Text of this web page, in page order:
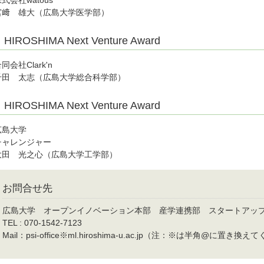
﨑 雄大（広島大学医学部）
HIROSHIMA Next Venture Award
同会社Clark'n
田 太志（広島大学総合科学部）
HIROSHIMA Next Venture Award
島大学
ャレンジャー
田 光之心（広島大学工学部）
お問合せ先
広島大学 オープンイノベーション本部 産学連携部 スタートアッ
TEL : 070-1542-7123
Mail：psi-office※ml.hiroshima-u.ac.jp（注：※は半角@に置き換えて